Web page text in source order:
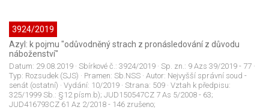
3924/2019
Azyl: k pojmu "odůvodněný strach z pronásledování z důvodu
náboženství"
Datum: 29.08.2019 · Sbírkové č.: 3924/2019 · Sp. zn.: 9 Azs 39/2019 - 77 ·
Typ: Rozsudek (SJS) · Pramen: Sb.NSS · Autor: Nejvyšší správní soud -
senát (ostatní) · Vydání: 10/2019 · Strana: 509 · Vztah k předpisu:
325/1999 Sb.: §12 písm.b); JUD150547CZ 7 As 5/2008 - 63;
JUD416793CZ 61 Az 2/2018 - 146 zrušeno;